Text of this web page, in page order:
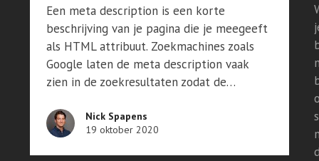
Een meta description is een korte
beschrijving van je pagina die je meegeeft
als HTML attribuut. Zoekmachines zoals
Google laten de meta description vaak
zien in de zoekresultaten zodat de…
Nick Spapens
19 oktober 2020